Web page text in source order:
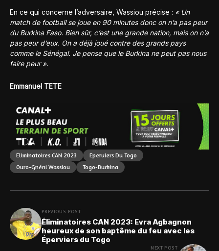
En ce qui concerne l’adversaire, Wassiou précise : « Un
match de football se joue en 90 minutes donc on n’a pas peur
du Burkina Faso. Bien sûr, c’est une grande nation, mais on n’a
pas peur d’eux. On a déjà joué contre des grands pays
comme le Sénégal. Je pense que le Burkina ne peut pas nous
faire peur ».
Emmanuel TETE
Eliminatoires CAN 2023
Eperviers Du Togo
Ouro-Gnéni Wassiou
Togo-Burkina
PREVIOUS POST
Éliminatoires CAN 2023: Evra Agbagnon
heureux de son baptême du feu avec les
Éperviers du Togo
NEXT POST